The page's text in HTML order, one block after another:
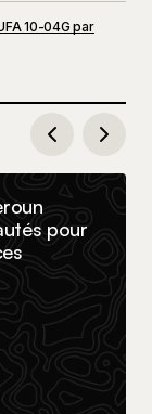
10-04G par
pour